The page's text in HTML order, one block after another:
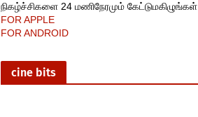
நிகழ்ச்சிகளை 24 மணிநேரமும் கேட்டுமகிழுங்கள்
FOR APPLE
FOR ANDROID
cine bits